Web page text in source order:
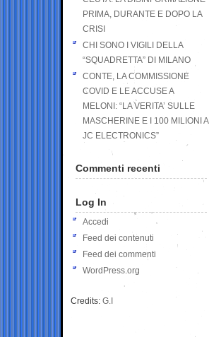
PRIMA, DURANTE E DOPO LA
CRISI
CHI SONO I VIGILI DELLA
“SQUADRETTA” DI MILANO
CONTE, LA COMMISSIONE
COVID E LE ACCUSE A
MELONI: “LA VERITA’ SULLE
MASCHERINE E I 100 MILIONI A
JC ELECTRONICS”
Commenti recenti
Log In
Accedi
Feed dei contenuti
Feed dei commenti
WordPress.org
Credits: G.I